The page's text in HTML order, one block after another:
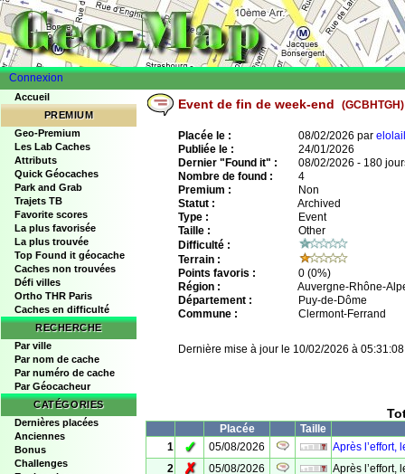
Connexion
Accueil
PREMIUM
Geo-Premium
Les Lab Caches
Attributs
Quick Géocaches
Park and Grab
Trajets TB
Favorite scores
La plus favorisée
La plus trouvée
Top Found it géocache
Caches non trouvées
Défi villes
Ortho THR Paris
Caches en difficulté
RECHERCHE
Par ville
Par nom de cache
Par numéro de cache
Par Géocacheur
CATÉGORIES
Dernières placées
Anciennes
Bonus
Challenges
Event de fin de week-end (GCBHTGH)
Placée le : 08/02/2026 par
Publiée le :
24/01/2026
Dernier "Found it" :
08/02/2026 - 180
Nombre de found :
4
Premium :
Non
Statut :
Archived
Type :
Event
Taille :
Other
Difficulté :
Terrain :
Points favoris :
0 (0%)
Région :
Auvergne-Rhône-
Département :
Puy-de-Dôme
Commune :
Clermont-Ferrand
Dernière mise à jour le 10/02/2026 à 05:31:08
Placée
Taille
1
✓ 05/08/2026
Après l’effort,
2
✗ 05/08/2026
Après l’effort,